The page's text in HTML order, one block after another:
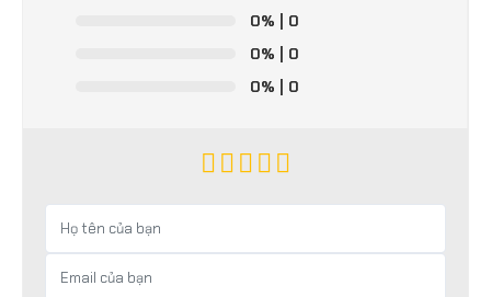
0% | 0
0% | 0
0% | 0